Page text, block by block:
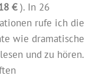
€). In 26
rufe ich die
wie dramatische
und zu hören.